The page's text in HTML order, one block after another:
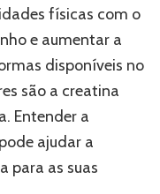
físicas com o
e aumentar a
disponíveis no
são a creatina
Entender a
ajudar a
para as suas